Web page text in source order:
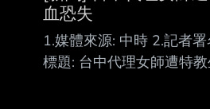
血恐失
1.媒體來源: 中時 2.記者
標題: 台中代理女師遭特